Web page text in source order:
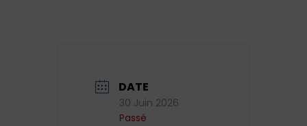
DATE
30 Juin 2026
Passé